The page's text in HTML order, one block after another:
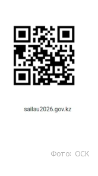
Фото: ОСК